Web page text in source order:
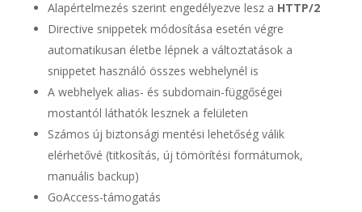
Alapértelmezés szerint engedélyezve lesz a HTTP/2
Directive snippetek módosítása esetén végre
automatikusan életbe lépnek a változtatások a
snippetet használó összes webhelynél is
A webhelyek alias- és subdomain-függőségei
mostantól láthatók lesznek a felületen
Számos új biztonsági mentési lehetőség válik
elérhetővé (titkosítás, új tömörítési formátumok,
manuális backup)
GoAccess-támogatás